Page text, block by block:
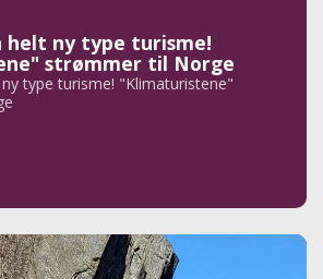
helt ny type turisme!
strømmer til Norge
type turisme! "Klimaturistene"